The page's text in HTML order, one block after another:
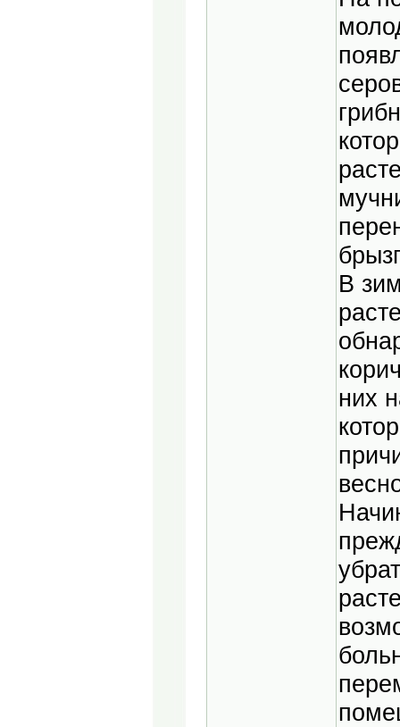
В
них